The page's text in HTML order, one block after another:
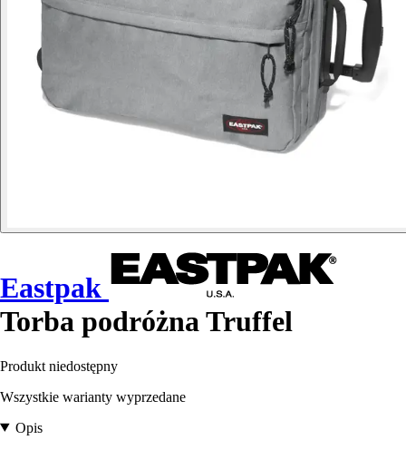
Eastpak
Torba podróżna Truffel
Produkt niedostępny
Wszystkie warianty wyprzedane
Opis